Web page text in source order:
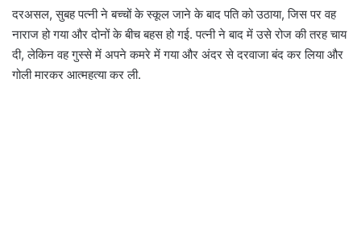
दरअसल, सुबह पत्नी ने बच्चों के स्कूल जाने के बाद पति को उठाया, जिस पर वह
नाराज हो गया और दोनों के बीच बहस हो गई. पत्नी ने बाद में उसे रोज की तरह चाय
दी, लेकिन वह गुस्से में अपने कमरे में गया और अंदर से दरवाजा बंद कर लिया और
गोली मारकर आत्महत्या कर ली.